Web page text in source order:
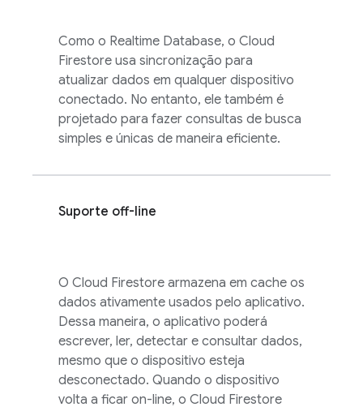
Como o Realtime Database, o Cloud
Firestore usa sincronização para
atualizar dados em qualquer dispositivo
conectado. No entanto, ele também é
projetado para fazer consultas de busca
simples e únicas de maneira eficiente.
Suporte off-line
O Cloud Firestore armazena em cache os
dados ativamente usados pelo aplicativo.
Dessa maneira, o aplicativo poderá
escrever, ler, detectar e consultar dados,
mesmo que o dispositivo esteja
desconectado. Quando o dispositivo
volta a ficar on-line, o Cloud Firestore